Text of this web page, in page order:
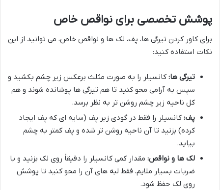
پوشش تخصصی برای نواقص خاص
برای کاور کردن تیرگی ها، پف، لک ها و نواقص خاص، می توانید از این
نکات استفاده کنید:
تیرگی ها: کانسیلر را به صورت مثلث برعکس زیر چشم بکشید و
سپس به آرامی محو کنید تا هم تیرگی ها پوشانده شوند و هم
کل ناحیه زیر چشم روشن تر به نظر برسد.
پف: کانسیلر را فقط در گودی زیر پف (سایه ای که پف ایجاد
کرده) بزنید تا آن ناحیه روشن تر شده و پف کمتر به چشم
بیاید.
لک ها و نواقص: مقدار کمی کانسیلر را دقیقاً روی لک بزنید و با
ضربات بسیار ملایم، فقط لبه های آن را محو کنید تا پوشش
روی لک حفظ شود.